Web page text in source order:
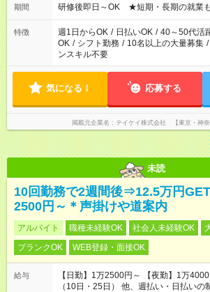
期間 研修後即日～OK ★短期・長期の就業
特徴 週1日からOK / 日払いOK / 40～50代活
OK / シフト勤務 / 10名以上の大量募集 /
ンスキル不要
気になる！ 応募する
掲載元企業名 テイケイ株式会社 【東京・神奈
未読
10回勤務で2週間後⇒12.5万円
2500円～＊声掛けや道案内
アルバイト 職種未経験OK 社会人未経験OK
ブランクOK
WEB登録・面接OK
給与
【日勤】1万2500円～ 【夜勤】1万
（10日・25日） 他、週払い・日払いの